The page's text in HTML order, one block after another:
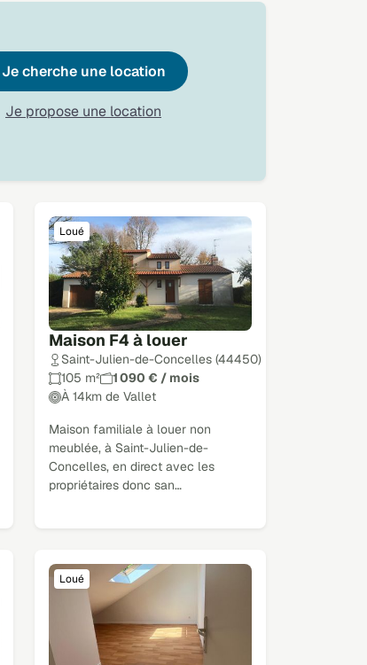
Maison F4 à louer
Loué
Saint-Julien-de-Concelles (44450)
105 m²
1 090 € / mois
À 14km de Vallet
Maison familiale à louer non
meublée, à Saint-Julien-de-
Concelles, en direct avec les
propriétaires donc san…
Loué
Je cherche une location
Je propose une location